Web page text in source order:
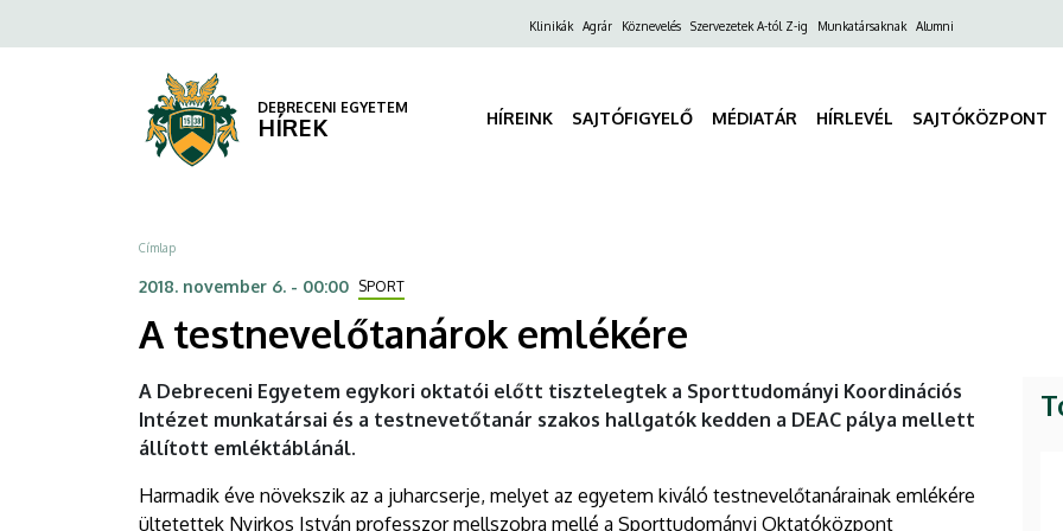
testnevelőtanárok
emlékére
EGYETEM
a
FelsőKlinikák Agrár Köznevelés Szervezetek A-tól Z-ig Munkatársaknak Alumni
DEBRECENI EGYETEM
HÍREK HÍREINK SAJTÓFIGYELŐ MÉDIATÁR HÍRLEVÉL SAJTÓKÖZPONT
Morzsa
Címlap
2018. november 6. - 00:00 SPORT
A testnevelőtanárok emlékére
A Debreceni Egyetem egykori oktatói előtt tisztelegtek a Sporttudományi Koordinációs
Intézet munkatársai és a testnevetőtanár szakos hallgatók kedden a DEAC pálya mellett
állított emléktáblánál.
Harmadik éve növekszik az a juharcserje, melyet az egyetem kiváló testnevelőtanárainak emlékére
ültetettek Nyirkos István professzor mellszobra mellé a Sporttudományi Oktatóközpont